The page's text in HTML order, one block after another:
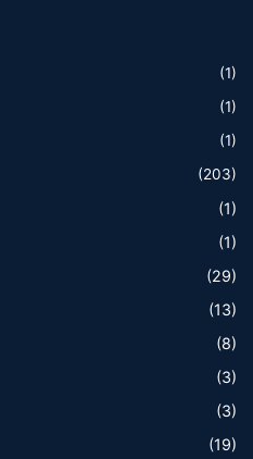
(1)
(1)
(1)
(203)
(1)
(1)
(29)
(13)
(8)
(3)
(3)
(19)